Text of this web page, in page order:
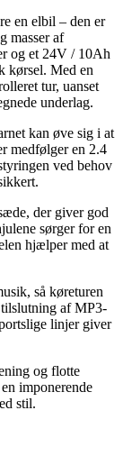
en elbil – den er
masser af
og et 24V / 10Ah
kørsel. Med en
tur, uanset
underlag.
kan øve sig i at
medfølger en 2.4
ved behov
der giver god
sørger for en
hjælper med at
så køreturen
af MP3-
linjer giver
og flotte
imponerende
stil.